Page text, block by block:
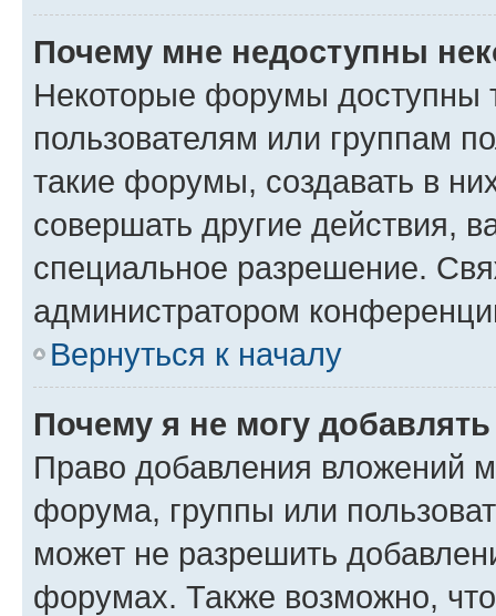
Почему мне недоступны
Некоторые форумы доступны
пользователям или группам
такие форумы, создавать в
совершать другие действия,
специальное разрешение.
администратором
Вернуться к началу
Почему я не могу
Право добавления вложений
форума, группы или
может не разрешить
форумах. Также возможно,